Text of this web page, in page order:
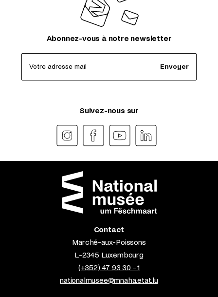
Abonnez-vous à notre newsletter
Votre adresse mail Envoyer
Suivez-nous sur
Contact
Marché-aux-Poissons
L-2345 Luxembourg
(+352) 47 93 30 - 1
nationalmusee@mnaha.etat.lu